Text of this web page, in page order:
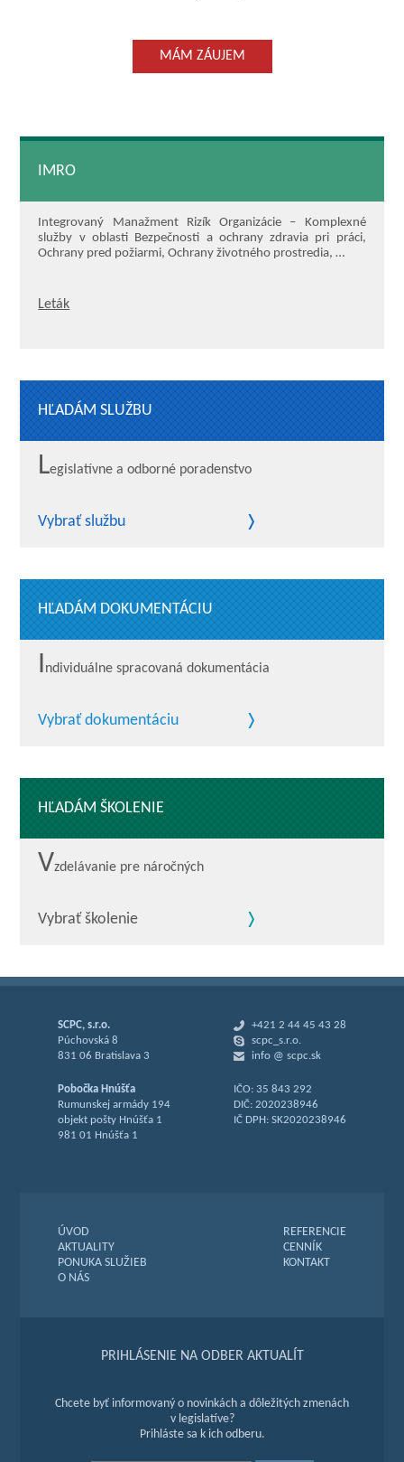
MÁM ZÁUJEM
IMRO
Integrovaný Manažment Rizík Organizácie – Komplexné
služby v oblasti Bezpečnosti a ochrany zdravia pri práci,
Ochrany pred požiarmi, Ochrany životného prostredia, …
Leták
HĽADÁM SLUŽBU
Legislatívne a odborné poradenstvo
Vybrať službu
HĽADÁM DOKUMENTÁCIU
Individuálne spracovaná dokumentácia
Vybrať dokumentáciu
HĽADÁM ŠKOLENIE
Vzdelávanie pre náročných
Vybrať školenie
SCPC, s.r.o.
Púchovská 8
831 06 Bratislava 3
Pobočka Hnúšťa
Rumunskej armády 194
objekt pošty Hnúšťa 1
981 01 Hnúšťa 1
+421 2 44 45 43 28
scpc_s.r.o.
info @ scpc.sk
IČO: 35 843 292
DIČ: 2020238946
IČ DPH: SK2020238946
ÚVOD
AKTUALITY
PONUKA SLUŽIEB
O NÁS
REFERENCIE
CENNÍK
KONTAKT
PRIHLÁSENIE NA ODBER AKTUALÍT
Chcete byť informovaný o novinkách a dôležitých zmenách
v legislatíve?
Prihláste sa k ich odberu.